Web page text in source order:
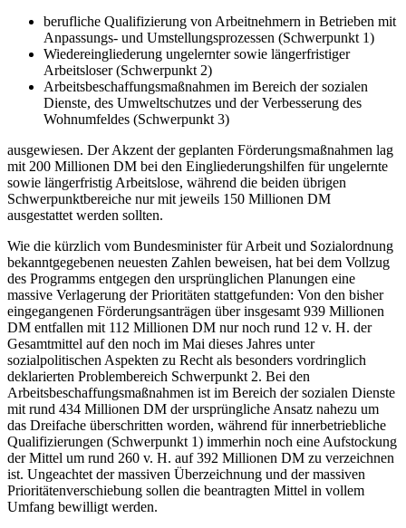
berufliche Qualifizierung von Arbeitnehmern in Betrieben mit
Anpassungs- und Umstellungsprozessen (Schwerpunkt 1)
Wiedereingliederung ungelernter sowie längerfristiger
Arbeitsloser (Schwerpunkt 2)
Arbeitsbeschaffungsmaßnahmen im Bereich der sozialen
Dienste, des Umweltschutzes und der Verbesserung des
Wohnumfeldes (Schwerpunkt 3)
ausgewiesen. Der Akzent der geplanten Förderungsmaßnahmen lag
mit 200 Millionen DM bei den Eingliederungshilfen für ungelernte
sowie längerfristig Arbeitslose, während die beiden übrigen
Schwerpunktbereiche nur mit jeweils 150 Millionen DM
ausgestattet werden sollten.
Wie die kürzlich vom Bundesminister für Arbeit und Sozialordnung
bekanntgegebenen neuesten Zahlen beweisen, hat bei dem Vollzug
des Programms entgegen den ursprünglichen Planungen eine
massive Verlagerung der Prioritäten stattgefunden: Von den bisher
eingegangenen Förderungsanträgen über insgesamt 939 Millionen
DM entfallen mit 112 Millionen DM nur noch rund 12 v. H. der
Gesamtmittel auf den noch im Mai dieses Jahres unter
sozialpolitischen Aspekten zu Recht als besonders vordringlich
deklarierten Problembereich Schwerpunkt 2. Bei den
Arbeitsbeschaffungsmaßnahmen ist im Bereich der sozialen Dienste
mit rund 434 Millionen DM der ursprüngliche Ansatz nahezu um
das Dreifache überschritten worden, während für innerbetriebliche
Qualifizierungen (Schwerpunkt 1) immerhin noch eine Aufstockung
der Mittel um rund 260 v. H. auf 392 Millionen DM zu verzeichnen
ist. Ungeachtet der massiven Überzeichnung und der massiven
Prioritätenverschiebung sollen die beantragten Mittel in vollem
Umfang bewilligt werden.